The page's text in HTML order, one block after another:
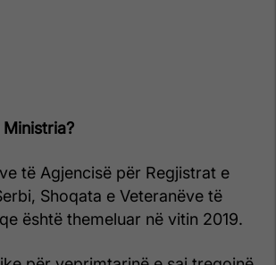
të Agjencisë për Regjistrat e
Shoqata e Veteranëve të
është themeluar në vitin 2019.